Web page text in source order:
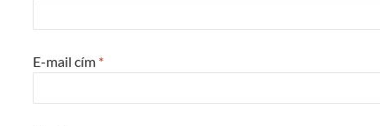
E-mail cím *